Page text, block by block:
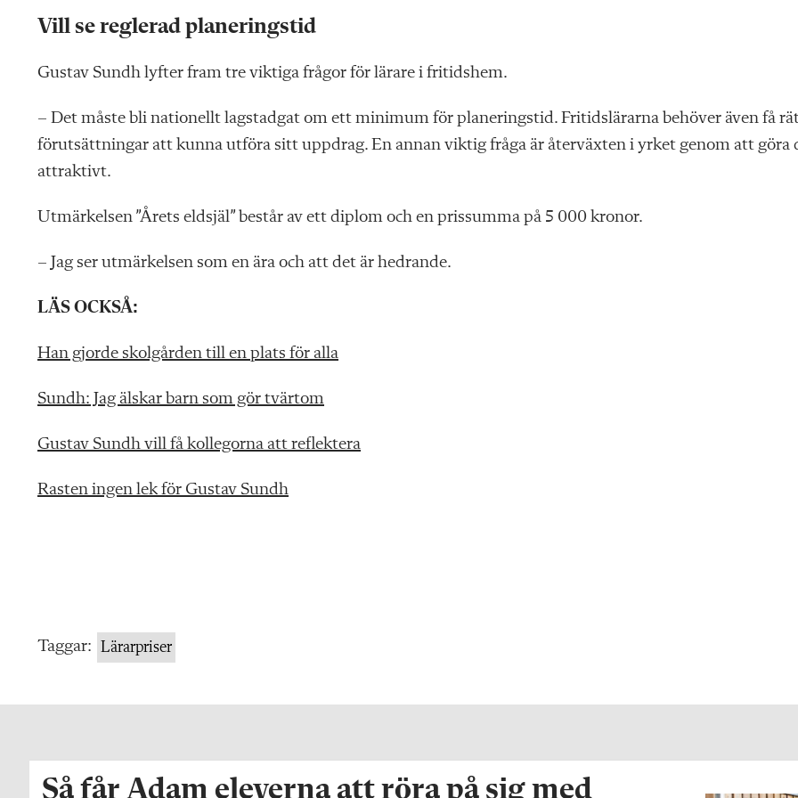
Vill se reglerad planeringstid
Gustav Sundh lyfter fram tre viktiga frågor för lärare i fritidshem.
– Det måste bli nationellt lagstadgat om ett minimum för planeringstid. Fritidslärarna behöver även få
förutsättningar att kunna utföra sitt uppdrag. En annan viktig fråga är återväxten i yrket genom att göra
attraktivt.
Utmärkelsen ”Årets eldsjäl” består av ett diplom och en prissumma på 5 000 kronor.
– Jag ser utmärkelsen som en ära och att det är hedrande.
LÄS OCKSÅ:
Han gjorde skolgården till en plats för alla
Sundh: Jag älskar barn som gör tvärtom
Gustav Sundh vill få kollegorna att reflektera
Rasten ingen lek för Gustav Sundh
Taggar: Lärarpriser
Så får Adam eleverna att röra på sig med